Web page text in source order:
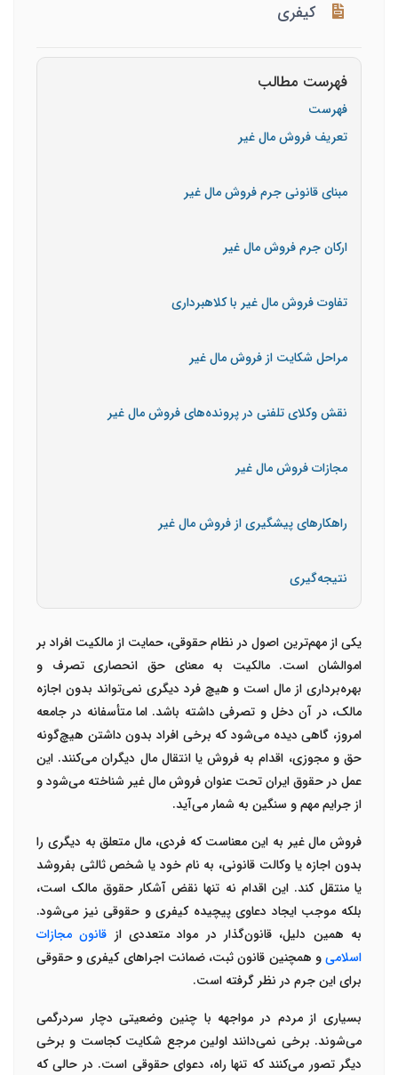
کیفری
فهرست مطالب
فهرست
تعریف فروش مال غیر
مبنای قانونی جرم فروش مال غیر
ارکان جرم فروش مال غیر
تفاوت فروش مال غیر با کلاهبرداری
مراحل شکایت از فروش مال غیر
نقش وکلای تلفنی در پرونده‌های فروش مال غیر
مجازات فروش مال غیر
راهکارهای پیشگیری از فروش مال غیر
نتیجه‌گیری
یکی از مهم‌ترین اصول در نظام حقوقی، حمایت از مالکیت افراد بر
اموالشان است. مالکیت به معنای حق انحصاری تصرف و
بهره‌برداری از مال است و هیچ فرد دیگری نمی‌تواند بدون اجازه
مالک، در آن دخل و تصرفی داشته باشد. اما متأسفانه در جامعه
امروز، گاهی دیده می‌شود که برخی افراد بدون داشتن هیچ‌گونه
حق و مجوزی، اقدام به فروش یا انتقال مال دیگران می‌کنند. این
عمل در حقوق ایران تحت عنوانفروش مال غیر شناخته می‌شود و
از جرایم مهم و سنگین به شمار می‌آید.
فروش مال غیر به این معناست که فردی، مال متعلق به دیگری را
بدون اجازه یا وکالت قانونی، به نام خود یا شخص ثالثی بفروشد
یا منتقل کند. این اقدام نه تنها نقض آشکار حقوق مالک است،
بلکه موجب ایجاد دعاوی پیچیده کیفری و حقوقی نیز می‌شود.
به همین دلیل، قانون‌گذار در مواد متعددی از قانون مجازات
اسلامیو همچنین قانون ثبت، ضمانت اجراهای کیفری و حقوقی
برای این جرم در نظر گرفته است.
بسیاری از مردم در مواجهه با چنین وضعیتی دچار سردرگمی
می‌شوند. برخی نمی‌دانند اولین مرجع شکایت کجاست و برخی
دیگر تصور می‌کنند که تنها راه، دعوای حقوقی است. در حالی که